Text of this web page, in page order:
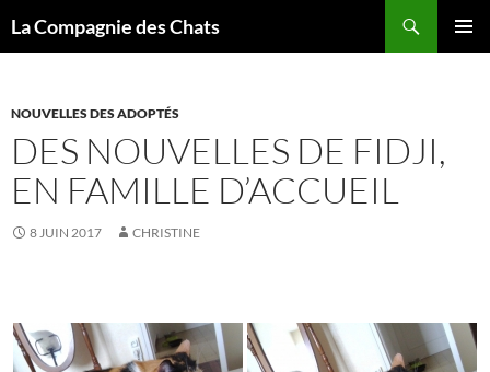
La Compagnie des Chats
NOUVELLES DES ADOPTÉS
DES NOUVELLES DE FIDJI,
EN FAMILLE D’ACCUEIL
8 JUIN 2017 CHRISTINE